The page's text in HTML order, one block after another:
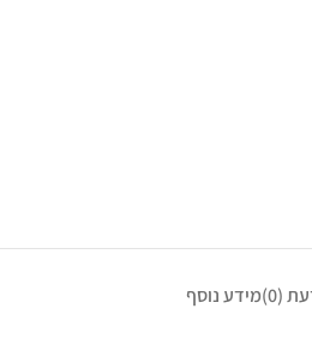
(0) מידע נוסף